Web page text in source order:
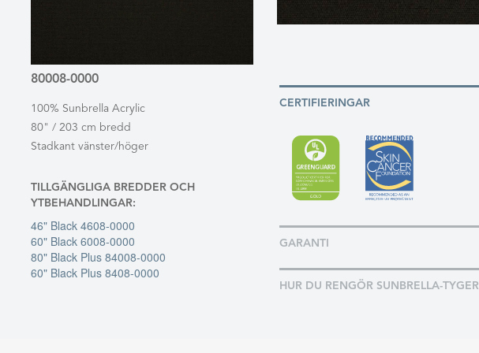
80008-0000
100% Sunbrella Acrylic
80" / 203 cm bredd
Stadkant vänster/höger
TILLGÄNGLIGA BREDDER OCH
YTBEHANDLINGAR:
46" Black 4608-0000
60" Black 6008-0000
80" Black Plus 84008-0000
60" Black Plus 8408-0000
CERTIFIERINGAR
GARANTI
HUR DU RENGÖR SUNBRELLA-TYGER